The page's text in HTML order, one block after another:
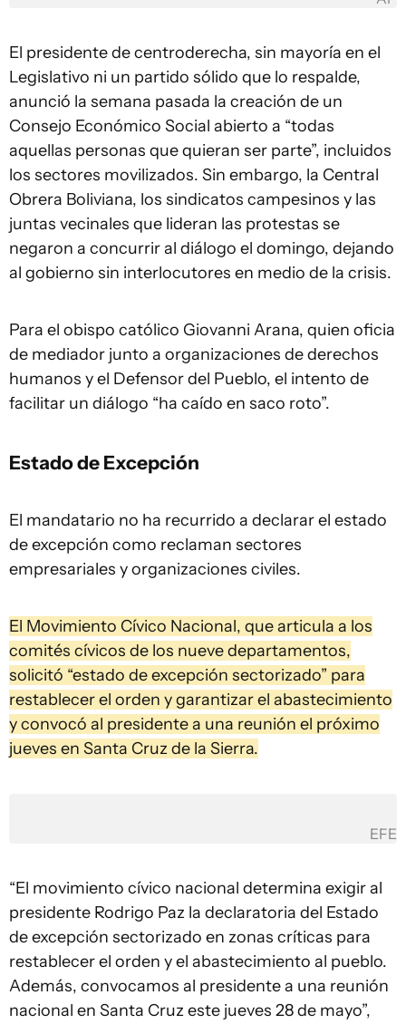
El presidente de centroderecha, sin mayoría en el
Legislativo ni un partido sólido que lo respalde,
anunció la semana pasada la creación de un
Consejo Económico Social abierto a “todas
aquellas personas que quieran ser parte”, incluidos
los sectores movilizados. Sin embargo, la Central
Obrera Boliviana, los sindicatos campesinos y las
juntas vecinales que lideran las protestas se
negaron a concurrir al diálogo el domingo, dejando
al gobierno sin interlocutores en medio de la crisis.
Para el obispo católico Giovanni Arana, quien oficia
de mediador junto a organizaciones de derechos
humanos y el Defensor del Pueblo, el intento de
facilitar un diálogo “ha caído en saco roto”.
Estado de Excepción
El mandatario no ha recurrido a declarar el estado
de excepción como reclaman sectores
empresariales y organizaciones civiles.
El Movimiento Cívico Nacional, que articula a los
comités cívicos de los nueve departamentos,
solicitó “estado de excepción sectorizado” para
restablecer el orden y garantizar el abastecimiento
y convocó al presidente a una reunión el próximo
jueves en Santa Cruz de la Sierra.
EFE
“El movimiento cívico nacional determina exigir al
presidente Rodrigo Paz la declaratoria del Estado
de excepción sectorizado en zonas críticas para
restablecer el orden y el abastecimiento al pueblo.
Además, convocamos al presidente a una reunión
nacional en Santa Cruz este jueves 28 de mayo”,